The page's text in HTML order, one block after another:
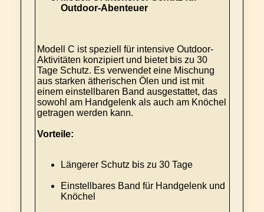
Outdoor-Abenteuer
Modell C ist speziell für intensive Outdoor-
Aktivitäten konzipiert und bietet bis zu 30
Tage Schutz. Es verwendet eine Mischung
aus starken ätherischen Ölen und ist mit
einem einstellbaren Band ausgestattet, das
sowohl am Handgelenk als auch am Knöchel
getragen werden kann.
Vorteile:
Längerer Schutz bis zu 30 Tage
Einstellbares Band für Handgelenk und
Knöchel